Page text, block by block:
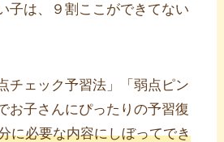
子は、９割ここができてない
チェック予習法」「弱点ピン
お子さんにぴったりの予習復
に必要な内容にしぼってでき